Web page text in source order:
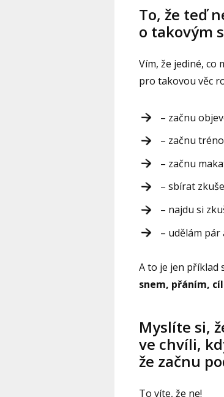
To, že teď
o takovým
Vím, že jediné, co
pro takovou věc
– začnu
– začnu
– začnu
– sbírat
– najdu si
– udělám
A to je jen příklad
snem, přáním,
Myslíte si,
ve chvíli,
že začnu
To víte, že ne!